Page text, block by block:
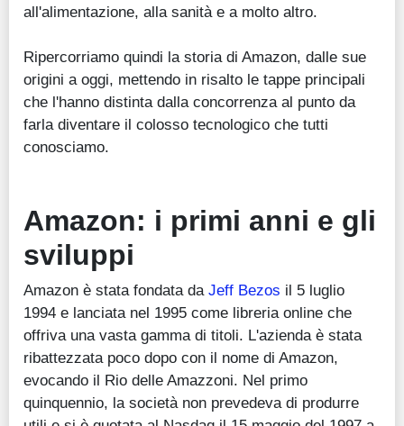
all'alimentazione, alla sanità e a molto altro.
Ripercorriamo quindi la storia di Amazon, dalle sue
origini a oggi, mettendo in risalto le tappe principali
che l'hanno distinta dalla concorrenza al punto da
farla diventare il colosso tecnologico che tutti
conosciamo.
Amazon: i primi anni e gli
sviluppi
Amazon è stata fondata da Jeff Bezos il 5 luglio
1994 e lanciata nel 1995 come libreria online che
offriva una vasta gamma di titoli. L'azienda è stata
ribattezzata poco dopo con il nome di Amazon,
evocando il Rio delle Amazzoni. Nel primo
quinquennio, la società non prevedeva di produrre